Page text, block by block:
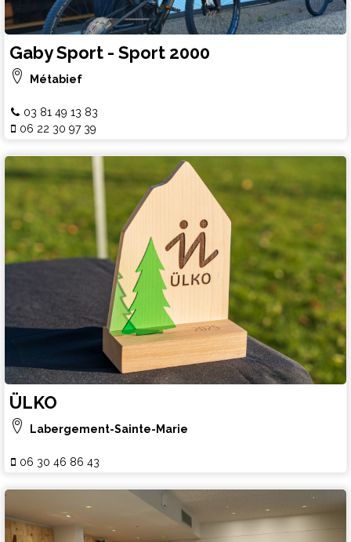
Gaby Sport - Sport 2000
Métabief
03 81 49 13 83
06 22 30 97 39
ÜLKO
Labergement-Sainte-Marie
06 30 46 86 43